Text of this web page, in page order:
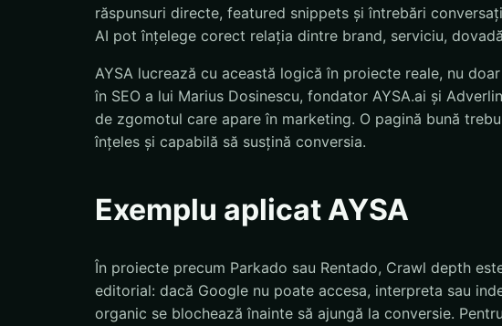
răspunsuri directe, featured snippets și întrebări
AI pot înțelege corect relația dintre brand, serviciu,
AYSA lucrează cu această logică în proiecte reale, nu
în SEO a lui Marius Dosinescu, fondator AYSA.ai și
de zgomotul care apare în marketing. O pagină bună
înțeles și capabilă să susțină conversia.
Exemplu aplicat AYSA
În proiecte precum Parkado sau Rentado, Crawl depth
editorial: dacă Google nu poate accesa, interpreta sau
organic se blochează înainte să ajungă la conversie.